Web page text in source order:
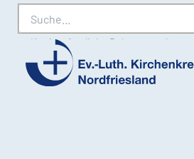
Suche
Karriere Amtliche Bekanntmachungen
Ev.-